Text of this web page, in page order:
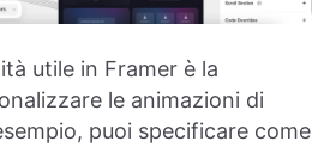
utile in Framer è la
le animazioni di
puoi specificare come